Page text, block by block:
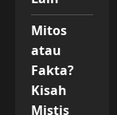
Mitos
atau
Fakta?
Kisah
Mistis